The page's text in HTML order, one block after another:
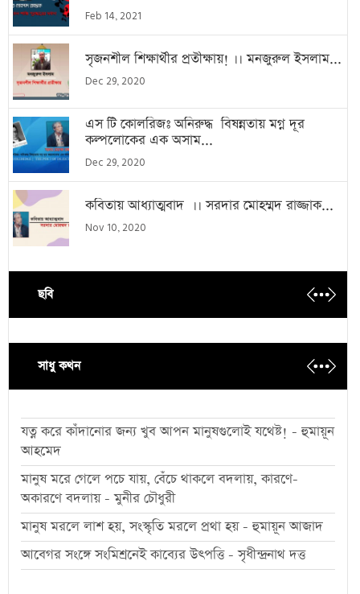
Feb 14, 2021
সৃজনশীল শিক্ষার্থীর প্রতীক্ষায়! ।। মনজুরুল ইসলাম...
Dec 29, 2020
এস টি কোলরিজঃ অনিরুদ্ধ বিষন্নতায় মগ্ন দূর
কল্পলোকের এক অসাম...
Dec 29, 2020
কবিতায় আধ্যাত্মবাদ ।। সরদার মোহম্মদ রাজ্জাক...
Nov 10, 2020
ছবি
সাধু কথন
যত্ন করে কাঁদানোর জন্য খুব আপন মানুষগুলোই যথেষ্ট! - হুমায়ূন
আহমেদ
মানুষ মরে গেলে পচে যায়, বেঁচে থাকলে বদলায়, কারণে-
অকারণে বদলায় - মুনীর চৌধুরী
মানুষ মরলে লাশ হয়, সংস্কৃতি মরলে প্রথা হয় - হুমায়ূন আজাদ
আবেগর সংঙ্গে সংমিশ্রনেই কাব্যের উৎপত্তি - সৃধীন্দ্রনাথ দত্ত